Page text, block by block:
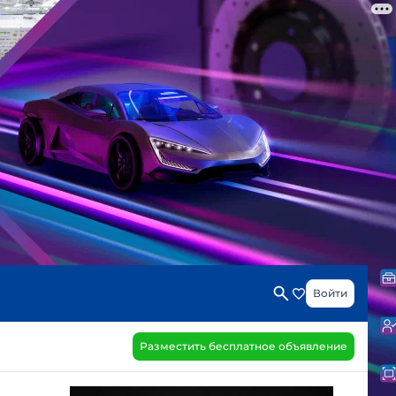
Войти
Разместить бесплатное объявление